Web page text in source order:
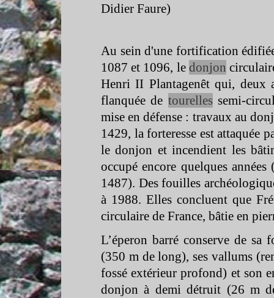
Didier Faure)
Au sein d'une fortification
1087 et 1096, le donjon
Henri II Plantagenêt qui, deux
flanquée de tourellessemi-
mise en défense : travaux au
1429, la forteresse est attaquée
le donjon et incendient les
occupé encore quelques
1487). Des fouilles
à 1988. Elles concluent que
circulaire de France, bâtie en
L’éperon barré conserve de
(350 m de long), ses vallums
fossé extérieur profond) et son
donjon à demi détruit (26 m